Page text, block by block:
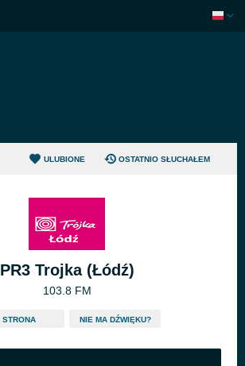
ULUBIONE OSTATNIO SŁUCHAŁEM
PR3 Trojka (Łódź)
103.8 FM
STRONA NIE MA DŹWIĘKU?